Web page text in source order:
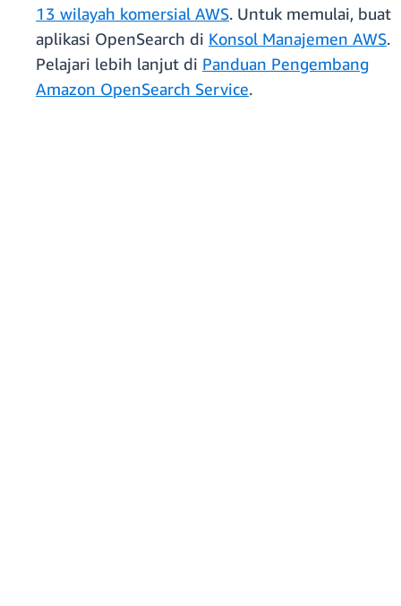
13 wilayah komersial AWS. Untuk memulai, buat
aplikasi OpenSearch di Konsol Manajemen AWS.
Pelajari lebih lanjut di Panduan Pengembang
Amazon OpenSearch Service.